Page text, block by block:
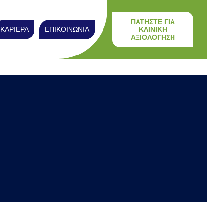
ΚΑΡΙΕΡΑ ΕΠΙΚΟΙΝΩΝΙΑ
ΠΑΤΗΣΤΕ ΓΙΑ
ΚΛΙΝΙΚΗ
ΑΞΙΟΛΟΓΗΣΗ